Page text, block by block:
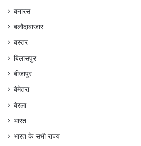
बनारस
बलौदाबाजार
बस्तर
बिलासपुर
बीजापुर
बेमेतरा
बेरला
भारत
भारत के सभी राज्य